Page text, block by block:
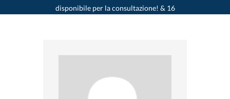
disponibile per la consultazione! & 16
>Dentista>Flawil>Dr. Marc Raby>Appuntamento con Dr. Marc Raby